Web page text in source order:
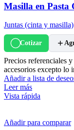
Masilla en Pasta
Juntas (cinta y masilla)
Cotizar
Precios referenciales
accesorios excepto lo
Añadir a lista de
Leer más
Vista rápida
Añadir para comparar